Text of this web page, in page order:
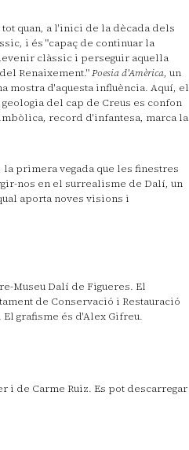
quan, a l'inici de la dècada dels
i és "capaç de continuar la
clàssic i perseguir aquella
Renaixement."Poesia d'Amèrica, un
mostra d'aquesta influència. Aquí, el
del cap de Creus es confon
record d'infantesa, marca la
primera vegada que les finestres
nos en el surrealisme de Dalí, un
aporta noves visions i
Museu Dalí de Figueres. El
de Conservació i Restauració
El grafisme és d'Alex Gifreu.
i de Carme Ruiz. Es pot descarregar